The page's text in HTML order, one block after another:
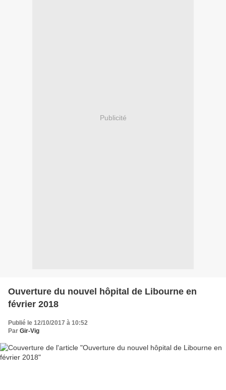
Publicité
Ouverture du nouvel hôpital de Libourne en
février 2018
Publié le 12/10/2017 à 10:52
Par Gir-Vig